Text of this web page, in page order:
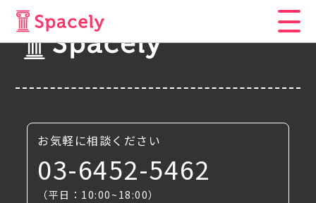
お気軽に相談ください
03-6452-5462
（平日：10:00~18:00）